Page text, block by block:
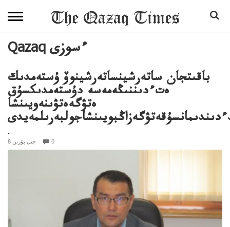
Qazaq ءسوزى
باقىتجان ساتەرشينساتەرشينوۆ ۇستەمدىك
ەتءدىننىڭەمەسە دۇستەمدىكسۇق
ەتۋگەەتۋىنەويىنشا
..
8 جىل بۇرىن 0